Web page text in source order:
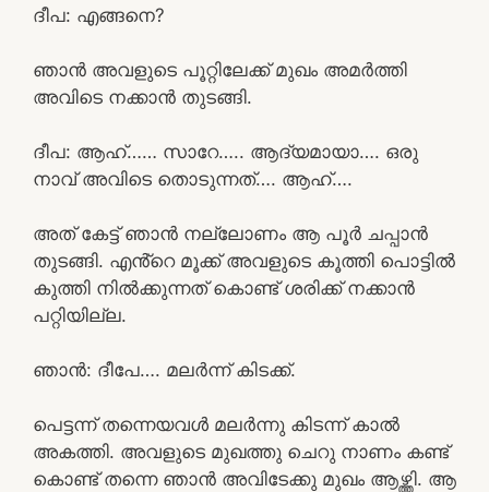
ദീപ: എങ്ങനെ?
ഞാൻ അവളുടെ പൂറ്റിലേക്ക് മുഖം അമർത്തി
അവിടെ നക്കാൻ തുടങ്ങി.
ദീപ: ആഹ്…… സാറേ….. ആദ്യമായാ…. ഒരു
നാവ് അവിടെ തൊടുന്നത്…. ആഹ്….
അത് കേട്ട് ഞാൻ നല്ലോണം ആ പൂർ ചപ്പാൻ
തുടങ്ങി. എൻ്റെ മൂക്ക് അവളുടെ കൂത്തി പൊട്ടിൽ
കുത്തി നിൽക്കുന്നത് കൊണ്ട് ശരിക്ക് നക്കാൻ
പറ്റിയില്ല.
ഞാൻ: ദീപേ…. മലർന്ന് കിടക്ക്.
പെട്ടന്ന് തന്നെയവൾ മലർന്നു കിടന്ന് കാൽ
അകത്തി. അവളുടെ മുഖത്തു ചെറു നാണം കണ്ട്
കൊണ്ട് തന്നെ ഞാൻ അവിടേക്കു മുഖം ആഴ്ത്തി. ആ